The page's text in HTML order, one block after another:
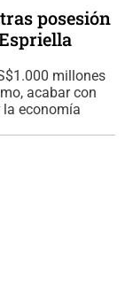
posesión
millones
acabar con
economía